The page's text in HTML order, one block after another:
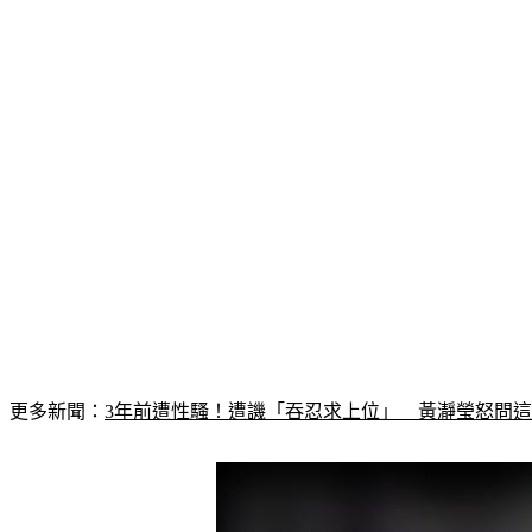
更多新聞： 3年前遭性騷！遭譏「吞忍求上位」　黃瀞瑩怒問